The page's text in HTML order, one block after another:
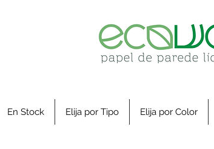
En Stock Elija por Tipo Elija por Color